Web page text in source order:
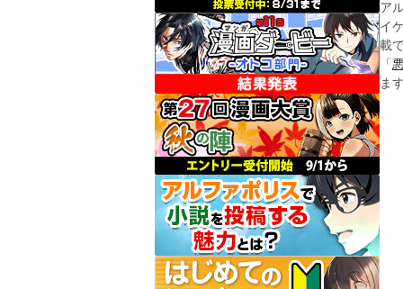
ア
イ
載
「
ま